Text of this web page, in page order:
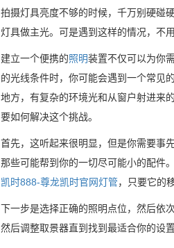
拍摄灯具亮度不够的时候，千万别硬碰
灯具做主光。可是遇到这样的情况，不
建立一个便携的照明装置不仅可以为你
的光线条件时，你可能会遇到一个常见
地方，有复杂的环境光和从窗户射进来
要如何解决这个挑战。
首先，这听起来很明显，但是你需要事
那些可能帮到你的一切尽可能小的配件
凯时888-尊龙凯时官网灯管，只要它的
下一步是选择正确的照明点位，然后依
然后调整取景器直到找到最适合你的设